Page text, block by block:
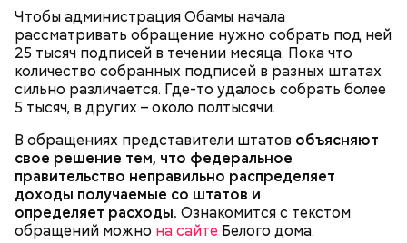
Чтобы администрация Обамы начала
рассматривать обращение нужно собрать под ней
25 тысяч подписей в течении месяца. Пока что
количество собранных подписей в разных штатах
сильно различается. Где-то удалось собрать более
5 тысяч, в других – около полтысячи.
В обращениях представители штатов объясняют
свое решение тем, что федеральное
правительство неправильно распределяет
доходы получаемые со штатов и
определяет расходы. Ознакомится с текстом
обращений можно на сайте Белого дома.
в кипяток, варить 5-6 минут, настоять 40-60 минут.
Морковь натереть на терке, лук и грибы порубить.
Воду с фасолью довести до кипения, опустить в
нее грибы, морковь и лук, посолить по вкусу,
варить 6-8 минут. Настоять 20-30 минут. При
подаче на стол заправить суп растительным